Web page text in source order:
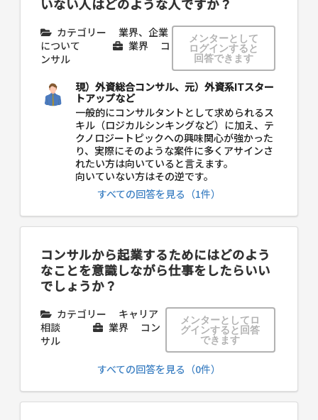
いない人はどのような人ですか？
カテゴリー
業界、企業
について
業界
コ
ンサル
メンターとして
ログインすると
回答できます
現）外資総合コンサル、元）外資系ITスター
トアップなど
一般的にコンサルタントとして求められるス
キル（ロジカルシンキングなど）に加え、テ
クノロジートピックへの興味関心が強かった
り、実際にそのような案件に多くアサインさ
れたい方は向いていると言えます。
向いていない方はその逆です。
すべての回答を見る（1件）
コンサルから起業するためにはどのよう
なことを意識しながら仕事をしたらいい
でしょうか？
カテゴリー
キャリア
相談
業界
コン
サル
メンターとしてロ
グインすると回答
できます
すべての回答を見る（0件）